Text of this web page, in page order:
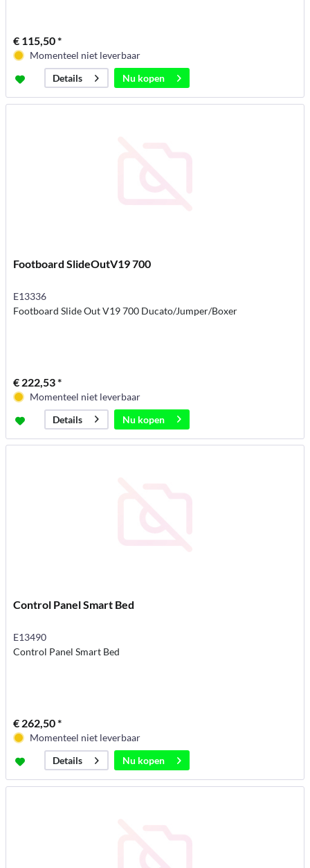
€ 115,50 *
Momenteel niet leverbaar
Details
Nu kopen
Footboard SlideOutV19 700
E13336
Footboard Slide Out V19 700 Ducato/Jumper/Boxer
€ 222,53 *
Momenteel niet leverbaar
Details
Nu kopen
Control Panel Smart Bed
E13490
Control Panel Smart Bed
€ 262,50 *
Momenteel niet leverbaar
Details
Nu kopen